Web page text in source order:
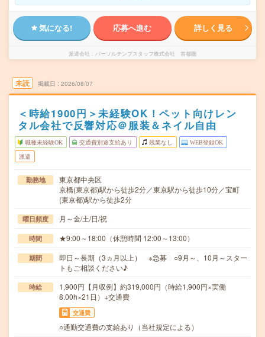
気になる! 応募へ進む 詳しく見る
派遣会社 パーソルテンプスタッフ株式会社 首都圏
未読 掲載日 2026/08/07
＜時給1900円＞未経験OK！ペット向けレン
タル会社で反響対応＠服装＆ネイル自由
職種未経験OK 交通費別途支給あり 残業なし WEB登録OK
派遣
勤務地
東京都中央区
京橋(東京都)駅から徒歩2分／東京駅から徒歩10分／宝町
(東京都)駅から徒歩2分
曜日頻度 月～金/土/日/祝
時間 ★9:00～18:00（休憩時間 12:00～13:00）
期間
即日～長期（3ヵ月以上） ※急募 ○9月～、10月～スター
トもご相談ください♪
時給
1,900円【月収例】約319,000円（時給1,900円×実働
8.00h×21日）+交通費
交通費
○通勤交通費の支給あり（当社規定による）